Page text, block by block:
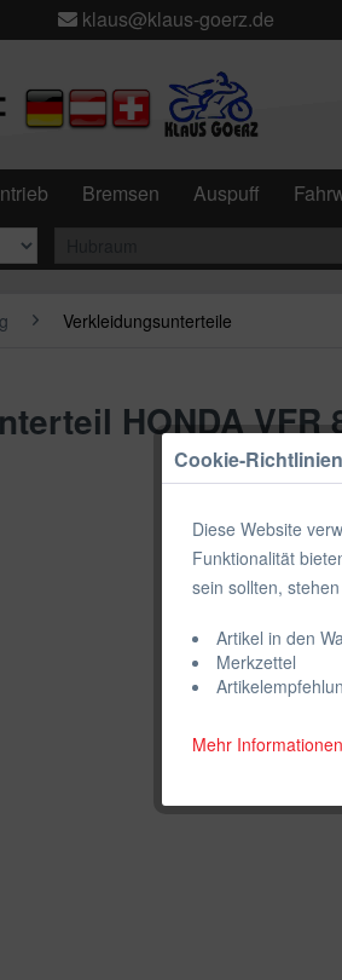
klaus@klaus-goerz.de
Bremsen Auspuff
Verkleidungsunterteile
HONDA VFR
Cookie-Richtlinien
Diese Website
Funktionalität
sein sollten,
Artikel in den
Merkzettel
Mehr Informationen